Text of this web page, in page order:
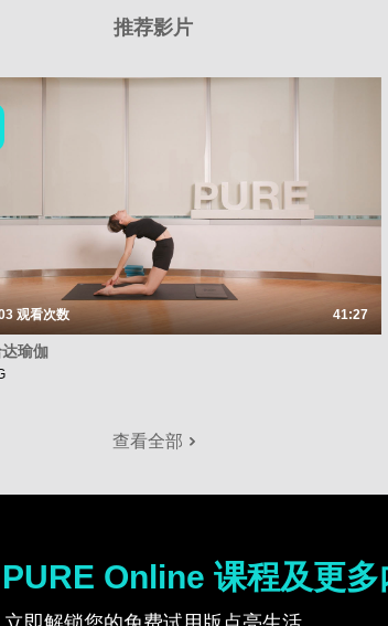
推荐影片
观看次数 41:27
瑜伽
查看全部
Online 课程及更多